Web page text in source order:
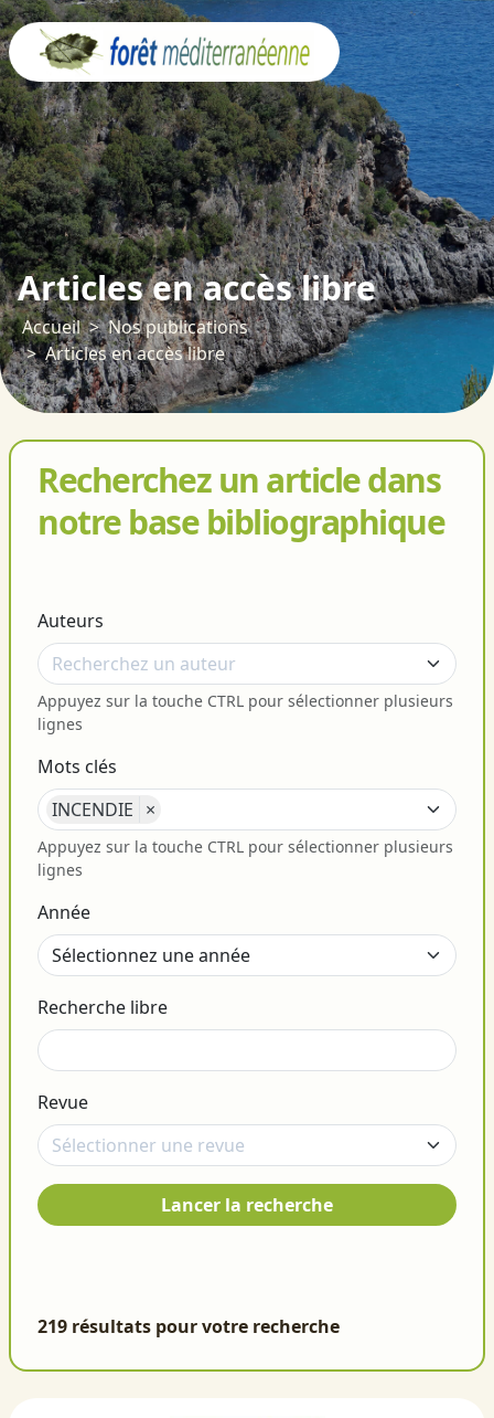
Articles en accès libre
Accueil
Nos publications
Articles en accès libre
Recherchez un article dans
notre base bibliographique
Auteurs
Appuyez sur la touche CTRL pour sélectionner plusieurs
lignes
Mots clés
INCENDIE ×
Appuyez sur la touche CTRL pour sélectionner plusieurs
lignes
Année
Recherche libre
Revue
Lancer la recherche
219 résultats pour votre recherche
Panneau de gestion des cookies